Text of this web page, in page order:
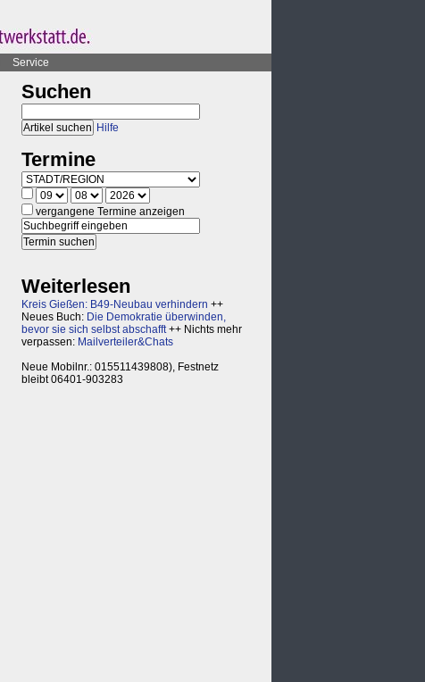
Service
Suchen
Hilfe
Termine
vergangene Termine anzeigen
Weiterlesen
Kreis Gießen: B49-Neubau verhindern ++
Neues Buch: Die Demokratie überwinden,
bevor sie sich selbst abschafft++ Nichts mehr
verpassen: Mailverteiler&Chats
Neue Mobilnr.: 015511439808), Festnetz
bleibt 06401-903283